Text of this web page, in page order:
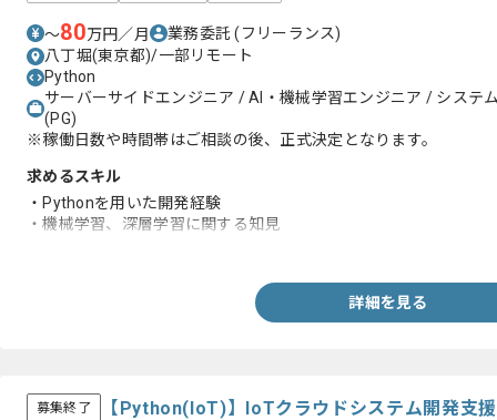
〜80万円／月 業務委託(フリーランス)
八丁堀(東京都)/一部リモート
Python
サーバーサイドエンジニア / AI・機械学習エンジニア / システ
(PG)
※稼働日数や時間帯はご相談の後、正式決定となります。
求めるスキル
・Pythonを用いた開発経験
・機械学習、深層学習に関する知見
詳細を見る
募集終了 【Python(IoT)】IoTクラウドシステム開発支